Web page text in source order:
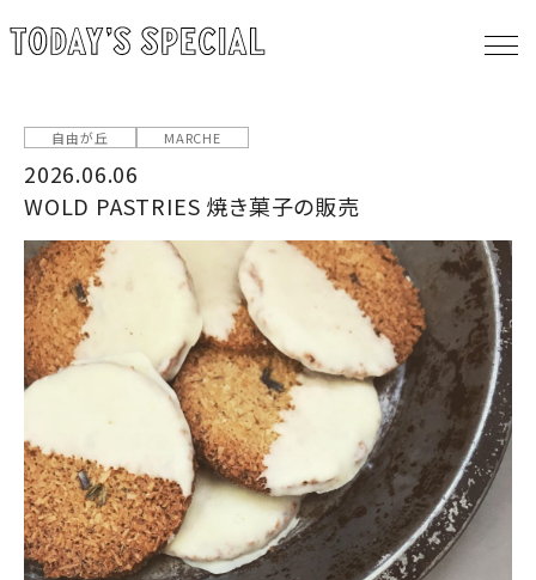
自由が丘 MARCHE
2026.06.06
WOLD PASTRIES 焼き菓子の販売